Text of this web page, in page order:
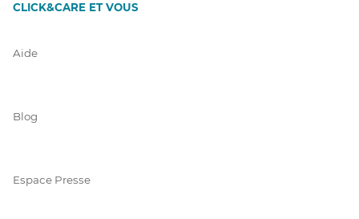
CLICK&CARE ET VOUS
Aide
Blog
Espace Presse